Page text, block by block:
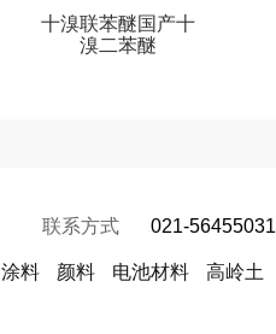
十溴联苯醚国产十
溴二苯醚
联系方式 021-56455031
涂料 颜料 电池材料 高岭土